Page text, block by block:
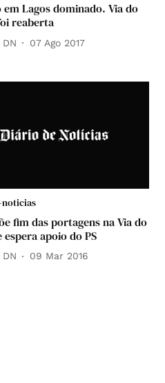
Lagos dominado. Via do
reaberta
07 Ago 2017
fim das portagens na Via do
espera apoio do PS
09 Mar 2016